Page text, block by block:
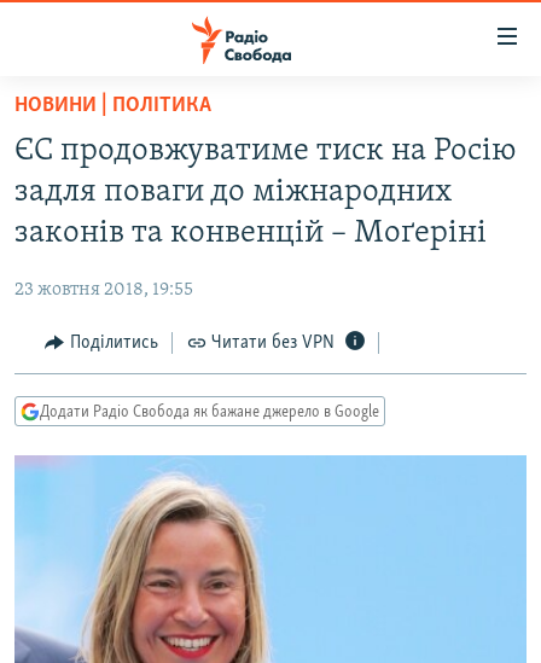
Перейти
основного
матеріалу
до
основної
Перейти
до
пошуку
ВСЕ ЗА ДОБУ
СУСПІЛЬСТВО
РОСІЙСЬКА «ФІЛЬТРАЦІЯ»
ДОНБАС.РЕАЛІЇ
ТИ ЯК?
СХЕМИ
КИТАЙ.ВИКЛИКИ
МУЛЬТИМЕДІА
СПЕЦПРОЄКТИ
НОВИНИ | ПОЛІТИКА
ЄС продовжуватиме тиск на Росію
задля поваги до міжнародних
законів та конвенцій – Моґеріні
23 жовтня 2018, 19:55
Поділитись Читати без VPN
Додати Радіо Свобода як бажане джерело в Google